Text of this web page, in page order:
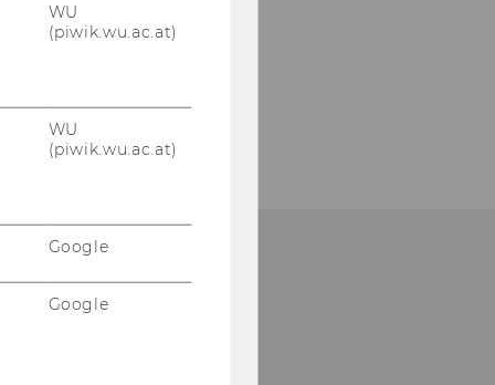
WU
(piwik.wu.ac.at)
WU
(piwik.wu.ac.at)
Google
Google